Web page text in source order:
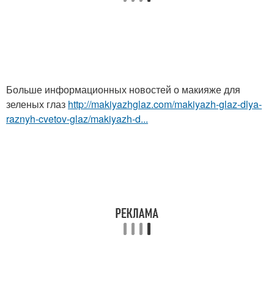
Больше информационных новостей о макияже для
зеленых глаз http://makiyazhglaz.com/makiyazh-glaz-dlya-
raznyh-cvetov-glaz/makiyazh-d...